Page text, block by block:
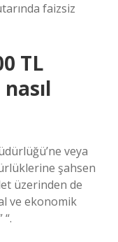
faizsiz
TL
veya
şahsen
üzerinden de
ve ekonomik